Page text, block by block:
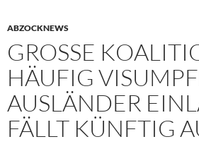
ABZOCKNEWS
GROSSE
ÄUFIG
USLÄNDER
ÄLLT KÜNFTIG